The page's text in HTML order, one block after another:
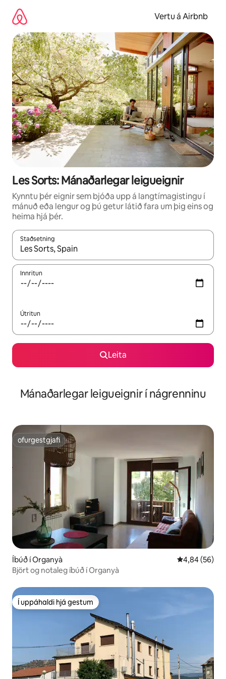
beint
Vertu á Airbnb
Les Sorts: Mánaðarlegar leigueignir
Kynntu þér eignir sem bjóða upp á langtímagistingu í
mánuð eða lengur og þú getur látið fara um þig eins og
heima hjá þér.
Staðsetning
Þegar niðurstöður liggja fyrir skaltu nota upp og niður
Innritun
Útritun
Leita
Mánaðarlegar leigueignir í nágrenninu
ofurgestgjafi
ofurgestgjafi
Íbúð í Organyà 4,84 af 5 í
4,84 (56)
Björt og notaleg íbúð í Organyà
Í uppáhaldi hjá gestum
Í uppáhaldi hjá gestum